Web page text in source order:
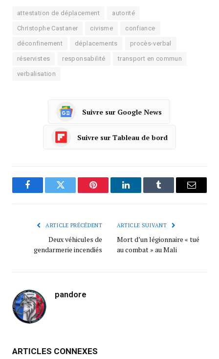
attestation de déplacement autorité
Christophe Castaner civisme confiance
déconfinement déplacements procès-verbal
réservistes responsabilité transport en commun
verbalisation
Suivre sur Google News
Suivre sur Tableau de bord
FacebookTwitter Pinterest LinkedInTumblr
ARTICLE PRÉCÉDENT
Deux véhicules de
gendarmerie incendiés
ARTICLE SUIVANT
Mort d’un légionnaire « tué
au combat » au Mali
pandore
ARTICLES CONNEXES